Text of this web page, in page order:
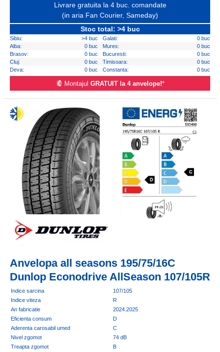
Livrare gratuita la 4 buc. comandate
(in aria Fan Courier, Sameday)
Stoc total: >4 buc
Sibiu: >4 buc Galati:
0 buc
Alba:
0 buc Mures:
0 buc
Brasov:
0 buc Bucuresti:
0 buc
Cluj:
0 buc Timisoara:
0 buc
Deva:
0 buc Constanta: 0 buc
Montajul GRATUIT la 4 anvelope!*
Anvelopa all seasons 195/75/16C
Dunlop Econodrive AllSeason 107/105R
Indice sarcina
107/105
Indice viteza
R
An fabricatie
2024.2025
Eficienta consum
D
Aderenta carosabil umed
C
Nivel zgomot
74 dB
Treapta zgomot
B